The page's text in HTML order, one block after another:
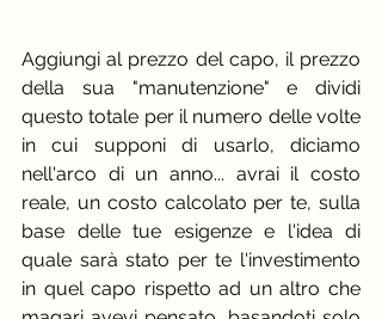
Aggiungi al prezzo del capo, il prezzo
della sua "manutenzione" e dividi
questo totale per il numero delle volte
in cui supponi di usarlo, diciamo
nell'arco di un anno... avrai il costo
reale, un costo calcolato per te, sulla
base delle tue esigenze e l'idea di
quale sarà stato per te l'investimento
in quel capo rispetto ad un altro che